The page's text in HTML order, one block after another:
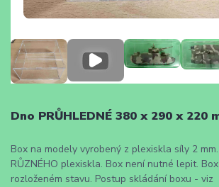
Dno PRŮHLEDNÉ 380 x 290 x 220
Box na modely vyrobený z plexiskla síly 2
RŮZNÉHO plexiskla. Box není nutné lepit.
rozloženém stavu. Postup skládání boxu - viz